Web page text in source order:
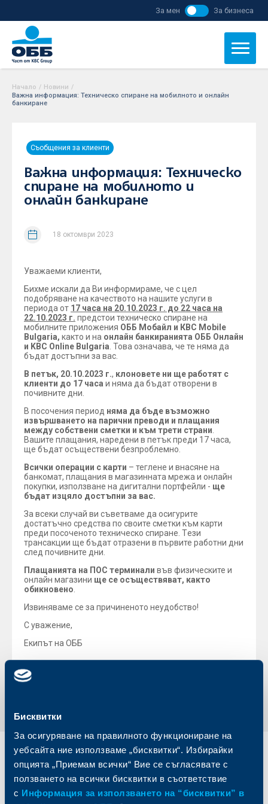
Бисквитки
За осигуряване на правилното функциониране на
уебсайта ние използваме „бисквитки“. Избирайки
опцията „Приемам всички“ Вие се съгласявате с
ползването на всички бисквитки в съответствие
с Информация за използването на “бисквитки” в
За мен За бизнеса
Начало / Новини /
Важна информация: Техническо спиране на мобилното и онлайн
банкиране
Съобщения за клиенти
Важна информация: Техническо
спиране на мобилното и
онлайн банкиране
18 октомври 2023
Уважаеми клиенти,
Бихме искали да Ви информираме, че с цел
подобряване на качеството на нашите услуги в
периода от 17 часа на 20.10.2023 г. до 22 часа на
22.10.2023 г. предстои техническо спиране на
мобилните приложения ОББ Мобайл и КBC Mobile
Bulgaria, както и на онлайн банкиранията ОББ Онлайн
и KBC Online Bulgaria . Това означава, че те няма да
бъдат достъпни за вас.
В петък, 20.10.2023 г., клоновете ни ще работят с
клиенти до 17 часа и няма да бъдат отворени в
почивните дни.
В посочения период няма да бъде възможно
извършването на парични преводи и плащания
между собствени сметки и към трети страни
Вашите плащания, наредени в петък преди 17 часа,
ще бъдат осъществени безпроблемно.
Всички операции с карти – теглене и внасяне на
банкомат, плащания в магазинната мрежа и онлайн
покупки, използване на дигитални портфейли - ще
бъдат изцяло достъпни за вас.
За всеки случай ви съветваме да осигурите
достатъчно средства по своите сметки към карти
преди посоченото техническо спиране. Tези
трансакции ще бъдат отразени в първите работни дни
след почивните дни.
Плащанията на ПОС терминали във физическите и
онлайн магазини ще се осъществяват, както
обикновено
Извиняваме се за причиненото неудобство!
С уважение,
Екипът на ОББ
Индивидуални
клиенти
Карти
Бизнес
клиенти
Кредитиране